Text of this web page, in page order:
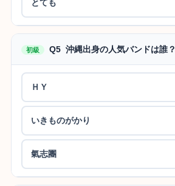
とても
初級 Q5 沖縄出身の人気バンドは誰？
ＨＹ
いきものがかり
氣志團